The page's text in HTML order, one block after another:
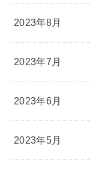
2023年8月
2023年7月
2023年6月
2023年5月